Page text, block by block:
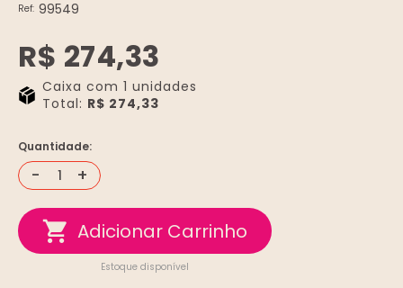
Ref: 99549
R$ 274,33
Caixa com 1 unidades
Total: R$ 274,33
Quantidade:
- +
Estoque disponível